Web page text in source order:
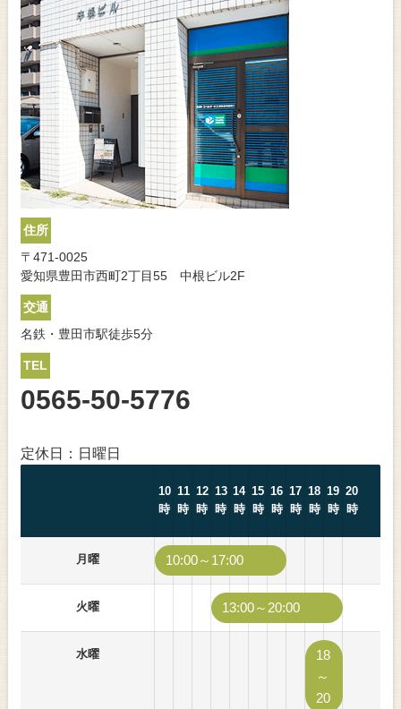
住所
〒471-0025
愛知県豊田市西町2丁目55 中根ビル2F
交通
名鉄・豊田市駅徒歩5分
TEL
0565-50-5776
定休日：日曜日
10
時
11
時
12
時
13
時
14
時
15
時
16
時
17
時
18
時
19
時
20
時
月曜 10:00～17:00
火曜 13:00～20:00
水曜
18
～
20